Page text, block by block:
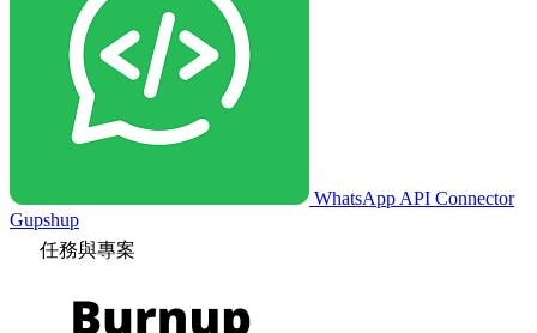
WhatsApp API Connector
Gupshup
任務與專案